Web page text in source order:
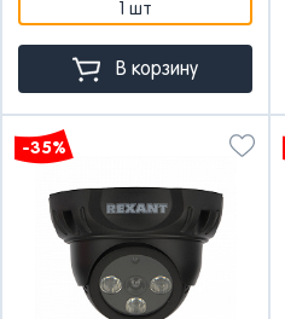
1 шт
В корзину
-35%